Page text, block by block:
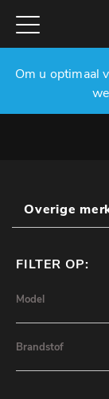
Om u optimaal
Overige
FILTER OP: